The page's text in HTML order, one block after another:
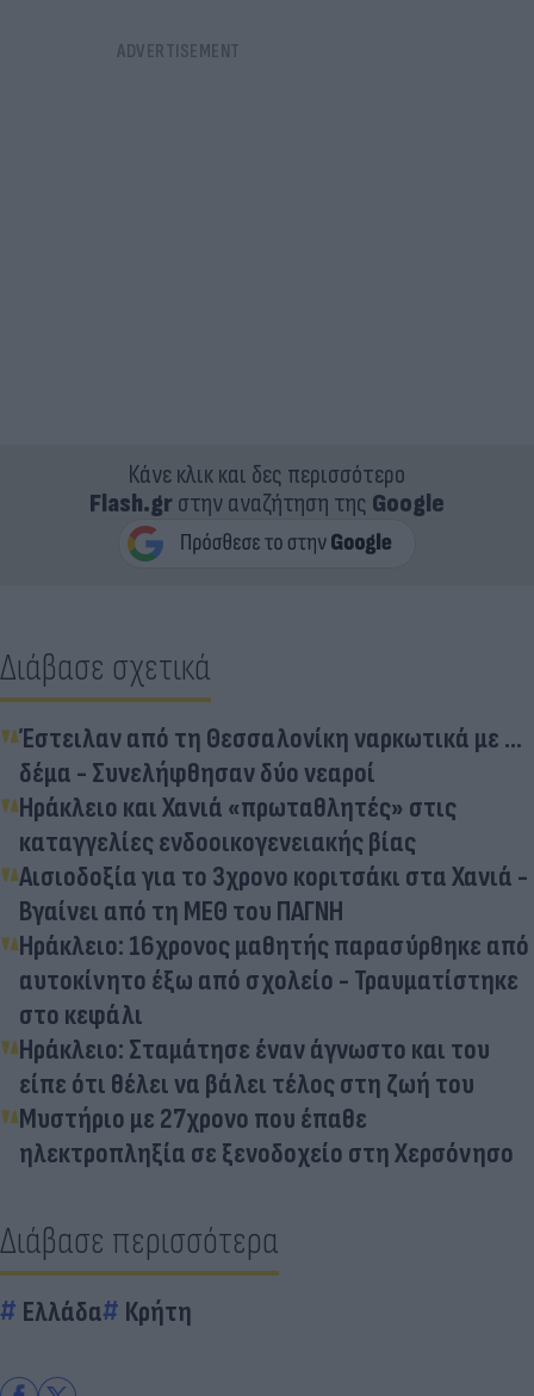
Κάνε κλικ και δες περισσότερο
Flash.grστην αναζήτηση της Google
Διάβασε σχετικά
Έστειλαν από τη Θεσσαλονίκη ναρκωτικά με ...
δέμα - Συνελήφθησαν δύο νεαροί
Ηράκλειο και Χανιά «πρωταθλητές» στις
καταγγελίες ενδοοικογενειακής βίας
Αισιοδοξία για το 3χρονο κοριτσάκι στα Χανιά -
Βγαίνει από τη ΜΕΘ του ΠΑΓΝΗ
Ηράκλειο: 16χρονος μαθητής παρασύρθηκε από
αυτοκίνητο έξω από σχολείο - Τραυματίστηκε
στο κεφάλι
Ηράκλειο: Σταμάτησε έναν άγνωστο και του
είπε ότι θέλει να βάλει τέλος στη ζωή του
Μυστήριο με 27χρονο που έπαθε
ηλεκτροπληξία σε ξενοδοχείο στη Χερσόνησο
Διάβασε περισσότερα
Ελλάδα Κρήτη